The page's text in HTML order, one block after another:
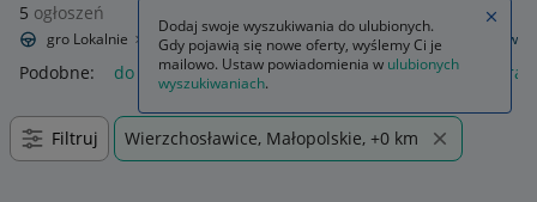
5 ogłoszeń
Allegro Lokalnie Motoryzacja Opony i felgi Felgi Do samochodów
Podobne: do samochodów gaśnica samochodowa kamera
Filtruj Wierzchosławice, Małopolskie, +0 km
Dodaj swoje wyszukiwania do ulubionych.
Gdy pojawią się nowe oferty, wyślemy Ci je
mailowo. Ustaw powiadomienia w ulubionych
wyszukiwaniach.